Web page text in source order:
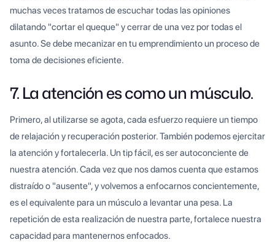
muchas veces tratamos de escuchar todas las opiniones
dilatando "cortar el queque" y cerrar de una vez por todas el
asunto. Se debe mecanizar en tu emprendimiento un proceso de
toma de decisiones eficiente.
7. La atención es como un músculo.
Primero, al utilizarse se agota, cada esfuerzo requiere un tiempo
de relajación y recuperación posterior. También podemos ejercitar
la atención y fortalecerla. Un tip fácil, es ser autoconciente de
nuestra atención. Cada vez que nos damos cuenta que estamos
distraído o "ausente", y volvemos a enfocarnos concientemente,
es el equivalente para un músculo a levantar una pesa. La
repetición de esta realización de nuestra parte, fortalece nuestra
capacidad para mantenernos enfocados.